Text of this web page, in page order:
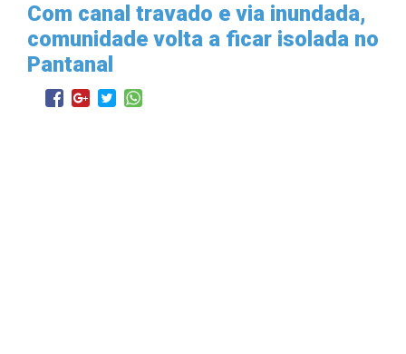
Com canal travado e via inundada,
comunidade volta a ficar isolada no
Pantanal